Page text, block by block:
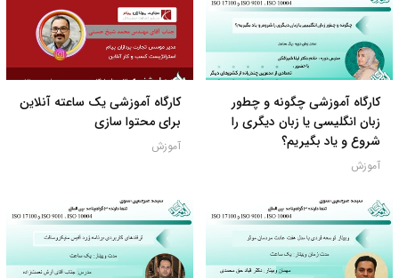
کارگاه آموزشی چگونه و چطور
زبان انگلیسی یا زبان دیگری را
شروع و یاد بگیریم؟
آموزش
کارگاه آموزشی یک ساعته آنلاین
برای محتوا سازی
آموزش